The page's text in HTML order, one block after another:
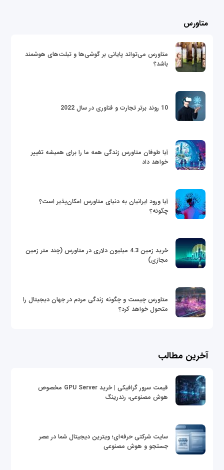
متاورس
متاورس می‌تواند پایانی بر گوشی‌ها و تبلت‌های هوشمند
باشد؟
10 روند برتر تجارت و فناوری در سال 2022
آیا طوفان متاورس زندگی همه ما را برای همیشه تغییر
خواهد داد
آیا ورود ایرانیان به دنیای متاورس امکان‌پذیر است؟
چگونه؟
خرید زمین 4.3 میلیون دلاری در متاورس (چند متر زمین
مجازی)
متاورس چیست و چگونه زندگی مردم در جهان دیجیتال را
متحول خواهد کرد؟
آخرین مطالب
قیمت سرور گرافیکی | خرید GPU Server مخصوص
هوش مصنوعی، رندرینگ
سایت شرکتی حرفه‌ای؛ ویترین دیجیتال شما در عصر
جستجو و هوش مصنوعی